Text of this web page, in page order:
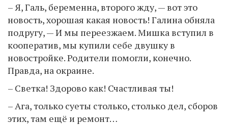
– Я, Галь, беременна, второго жду, — вот это
новость, хорошая какая новость! Галина обняла
подругу, — И мы переезжаем. Мишка вступил в
кооператив, мы купили себе двушку в
новостройке. Родители помогли, конечно.
Правда, на окраине.
– Светка! Здорово как! Счастливая ты!
– Ага, только суеты столько, столько дел, сборов
этих, там ещё и ремонт…